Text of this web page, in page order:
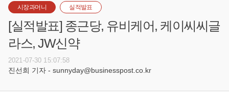
시장과머니 실적발표
[실적발표] 종근당, 유비케어, 케이씨씨글
라스, JW신약
2021-07-30 15:07:58
진선희 기자 - sunnyday@businesspost.co.kr